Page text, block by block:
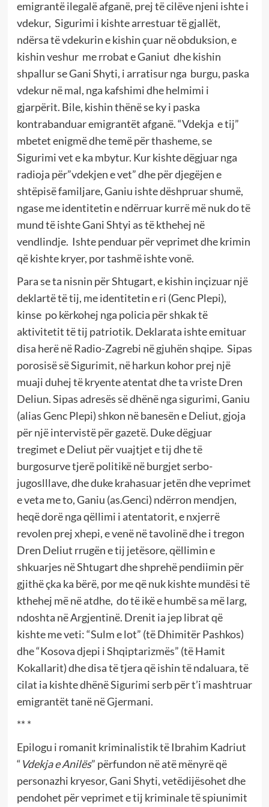
emigrantë ilegalë afganë, prej të cilëve njeni ishte i
vdekur, Sigurimi i kishte arrestuar të gjallët,
ndërsa të vdekurin e kishin çuar në obduksion, e
kishin veshur me rrobat e Ganiut dhe kishin
shpallur se Gani Shyti, i arratisur nga burgu, paska
vdekur në mal, nga kafshimi dhe helmimi i
gjarpërit. Bile, kishin thënë se ky i paska
kontrabanduar emigrantët afganë. “Vdekja e tij”
mbetet enigmë dhe temë për thasheme, se
Sigurimi vet e ka mbytur. Kur kishte dëgjuar nga
radioja për”vdekjen e vet” dhe për djegëjen e
shtëpisë familjare, Ganiu ishte dëshpruar shumë,
ngase me identitetin e ndërruar kurrë më nuk do të
mund të ishte Gani Shtyi as të kthehej në
vendlindje. Ishte penduar për veprimet dhe krimin
që kishte kryer, por tashmë ishte vonë.
Para se ta nisnin për Shtugart, e kishin inçizuar një
deklartë të tij, me identitetin e ri (Genc Plepi),
kinse po kërkohej nga policia për shkak të
aktivitetit të tij patriotik. Deklarata ishte emituar
disa herë në Radio-Zagrebi në gjuhën shqipe. Sipas
porosisë së Sigurimit, në harkun kohor prej një
muaji duhej të kryente atentat dhe ta vriste Dren
Deliun. Sipas adresës së dhënë nga sigurimi, Ganiu
(alias Genc Plepi) shkon në banesën e Deliut, gjoja
për një intervistë për gazetë. Duke dëgjuar
tregimet e Deliut për vuajtjet e tij dhe të
burgosurve tjerë politikë në burgjet serbo-
jugoslllave, dhe duke krahasuar jetën dhe veprimet
e veta me to, Ganiu (as.Genci) ndërron mendjen,
heqë dorë nga qëllimi i atentatorit, e nxjerrë
revolen prej xhepi, e venë në tavolinë dhe i tregon
Dren Deliut rrugën e tij jetësore, qëllimin e
shkuarjes në Shtugart dhe shprehë pendiimin për
gjithë çka ka bërë, por me që nuk kishte mundësi të
kthehej më në atdhe, do të ikë e humbë sa më larg,
ndoshta në Argjentinë. Drenit ia jep librat që
kishte me veti: “Sulm e lot” (të Dhimitër Pashkos)
dhe “Kosova djepi i Shqiptarizmës” (të Hamit
Kokallarit) dhe disa të tjera që ishin të ndaluara, të
cilat ia kishte dhënë Sigurimi serb për t’i mashtruar
emigrantët tanë në Gjermani.
** *
Epilogu i romanit kriminalistik të Ibrahim Kadriut
“Vdekja e Anilës” përfundon në atë mënyrë që
personazhi kryesor, Gani Shyti, vetëdijësohet dhe
pendohet për veprimet e tij kriminale të spiunimit